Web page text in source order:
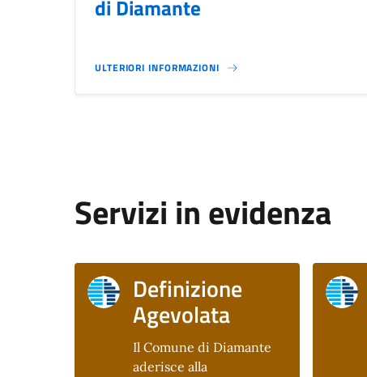
di Diamante
ULTERIORI INFORMAZIONI
Servizi in evidenza
Definizione
Agevolata
Il Comune di Diamante
aderisce alla